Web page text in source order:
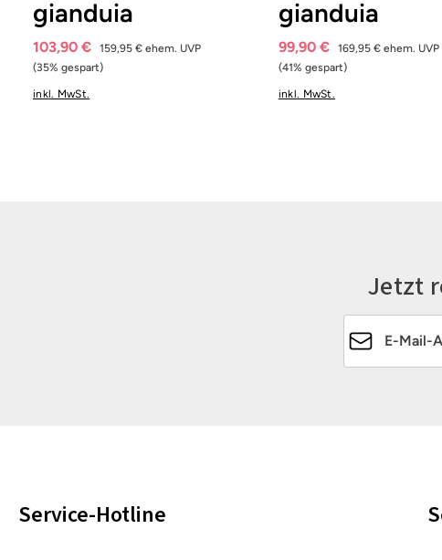
gianduia
103,90 € 159,95 € ehem. UVP
(35% gespart)
inkl. MwSt.
gianduia
99,90 € 169,95 €ehem. UVP
(41% gespart)
inkl. MwSt.
Jetzt
Service-Hotline